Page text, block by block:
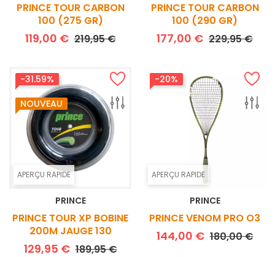
PRINCE TOUR CARBON
100 (275 GR)
119,00 € Prix de base
219,95 €Prix
PRINCE TOUR CARBON
100 (290 GR)
177,00 € Prix de base
229,95 €Prix
APERÇU RAPIDE
-31.59%
NOUVEAU
PRINCE
PRINCE TOUR XP BOBINE
200M JAUGE 130
129,95 € Prix de base
189,95 €Prix
APERÇU RAPIDE
-20%
PRINCE
PRINCE VENOM PRO O3
144,00 € Prix de base
180,00 €Prix